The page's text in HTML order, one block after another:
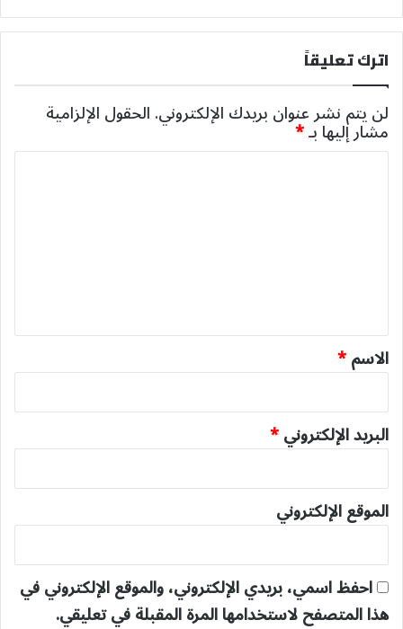
اترك تعليقاً
لن يتم نشر عنوان بريدك الإلكتروني.الحقول الإلزامية
مشار إليها بـ*
ق
*
الاسم*
البريد الإلكتروني*
الموقع الإلكتروني
احفظ اسمي، بريدي الإلكتروني، والموقع الإلكتروني في
هذا المتصفح لاستخدامها المرة المقبلة في تعليقي.